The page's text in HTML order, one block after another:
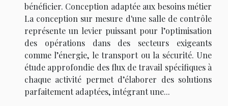
bénéficier. Conception adaptée aux besoins métier
La conception sur mesure d'une salle de contrôle
représente un levier puissant pour l’optimisation
des opérations dans des secteurs exigeants
comme l’énergie, le transport ou la sécurité. Une
étude approfondie des flux de travail spécifiques à
chaque activité permet d’élaborer des solutions
parfaitement adaptées, intégrant une...